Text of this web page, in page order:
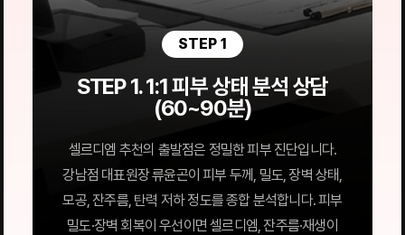
STEP 1
STEP 1. 1:1 피부 상태 분석 상담
(60~90분)
셀르디엠 추천의 출발점은 정밀한 피부 진단입니다.
강남점 대표원장 류윤곤이 피부 두께, 밀도, 장벽 상태,
모공, 잔주름, 탄력 저하 정도를 종합 분석합니다. 피부
밀도·장벽 회복이 우선이면 셀르디엠, 잔주름·재생이